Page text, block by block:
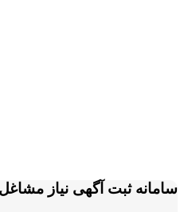
سامانه ثبت آگهی نیاز مشاغل